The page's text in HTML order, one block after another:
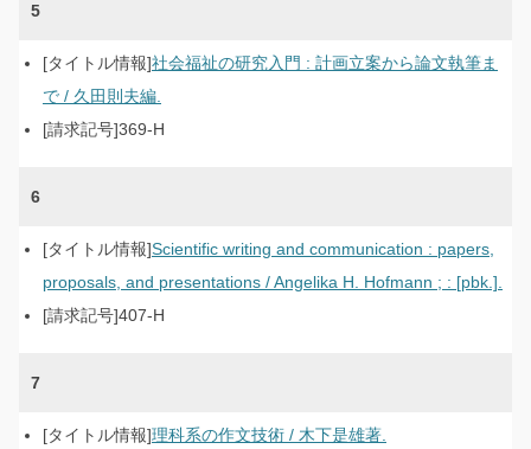
5
社会福祉の研究入門 : 計画立案から論文執筆ま
で / 久田則夫編.
369-H
6
Scientific writing and communication : papers,
proposals, and presentations / Angelika H. Hofmann ; : [pbk.].
407-H
7
理科系の作文技術 / 木下是雄著.